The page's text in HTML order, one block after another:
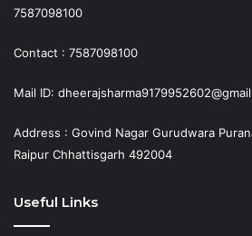
7587098100
Contact : 7587098100
Mail ID:
Address : Govind Nagar Gurudwara
Raipur Chhattisgarh 492004
Useful Links